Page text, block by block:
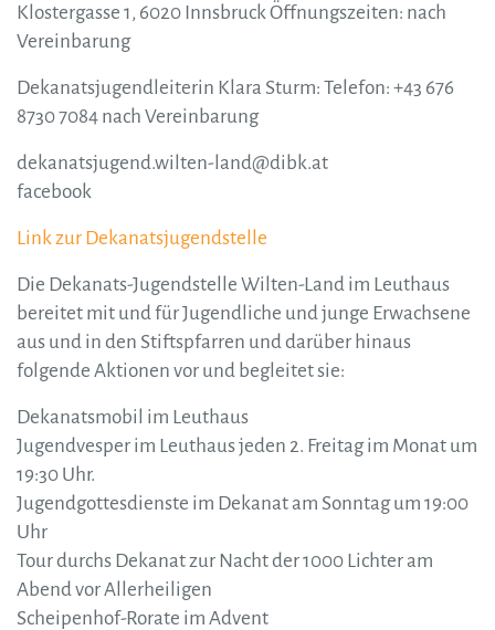
Klostergasse 1, 6020 Innsbruck Öffnungszeiten: nach
Vereinbarung
Dekanatsjugendleiterin Klara Sturm: Telefon: +43 676
8730 7084 nach Vereinbarung
dekanatsjugend.wilten-land@dibk.at
facebook
Link zur Dekanatsjugendstelle
Die Dekanats-Jugendstelle Wilten-Land im Leuthaus
bereitet mit und für Jugendliche und junge Erwachsene
aus und in den Stiftspfarren und darüber hinaus
folgende Aktionen vor und begleitet sie:
Dekanatsmobil im Leuthaus
Jugendvesper im Leuthaus jeden 2. Freitag im Monat um
19:30 Uhr.
Jugendgottesdienste im Dekanat am Sonntag um 19:00
Uhr
Tour durchs Dekanat zur Nacht der 1000 Lichter am
Abend vor Allerheiligen
Scheipenhof-Rorate im Advent